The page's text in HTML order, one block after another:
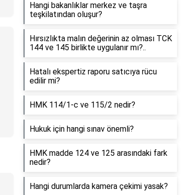
Hangi bakanlıklar merkez ve taşra
teşkilatından oluşur?
Hırsızlıkta malın değerinin az olması TCK
144 ve 145 birlikte uygulanır mı?..
Hatalı ekspertiz raporu satıcıya rücu
edilir mi?
HMK 114/1-c ve 115/2 nedir?
Hukuk için hangi sınav önemli?
HMK madde 124 ve 125 arasındaki fark
nedir?
Hangi durumlarda kamera çekimi yasak?